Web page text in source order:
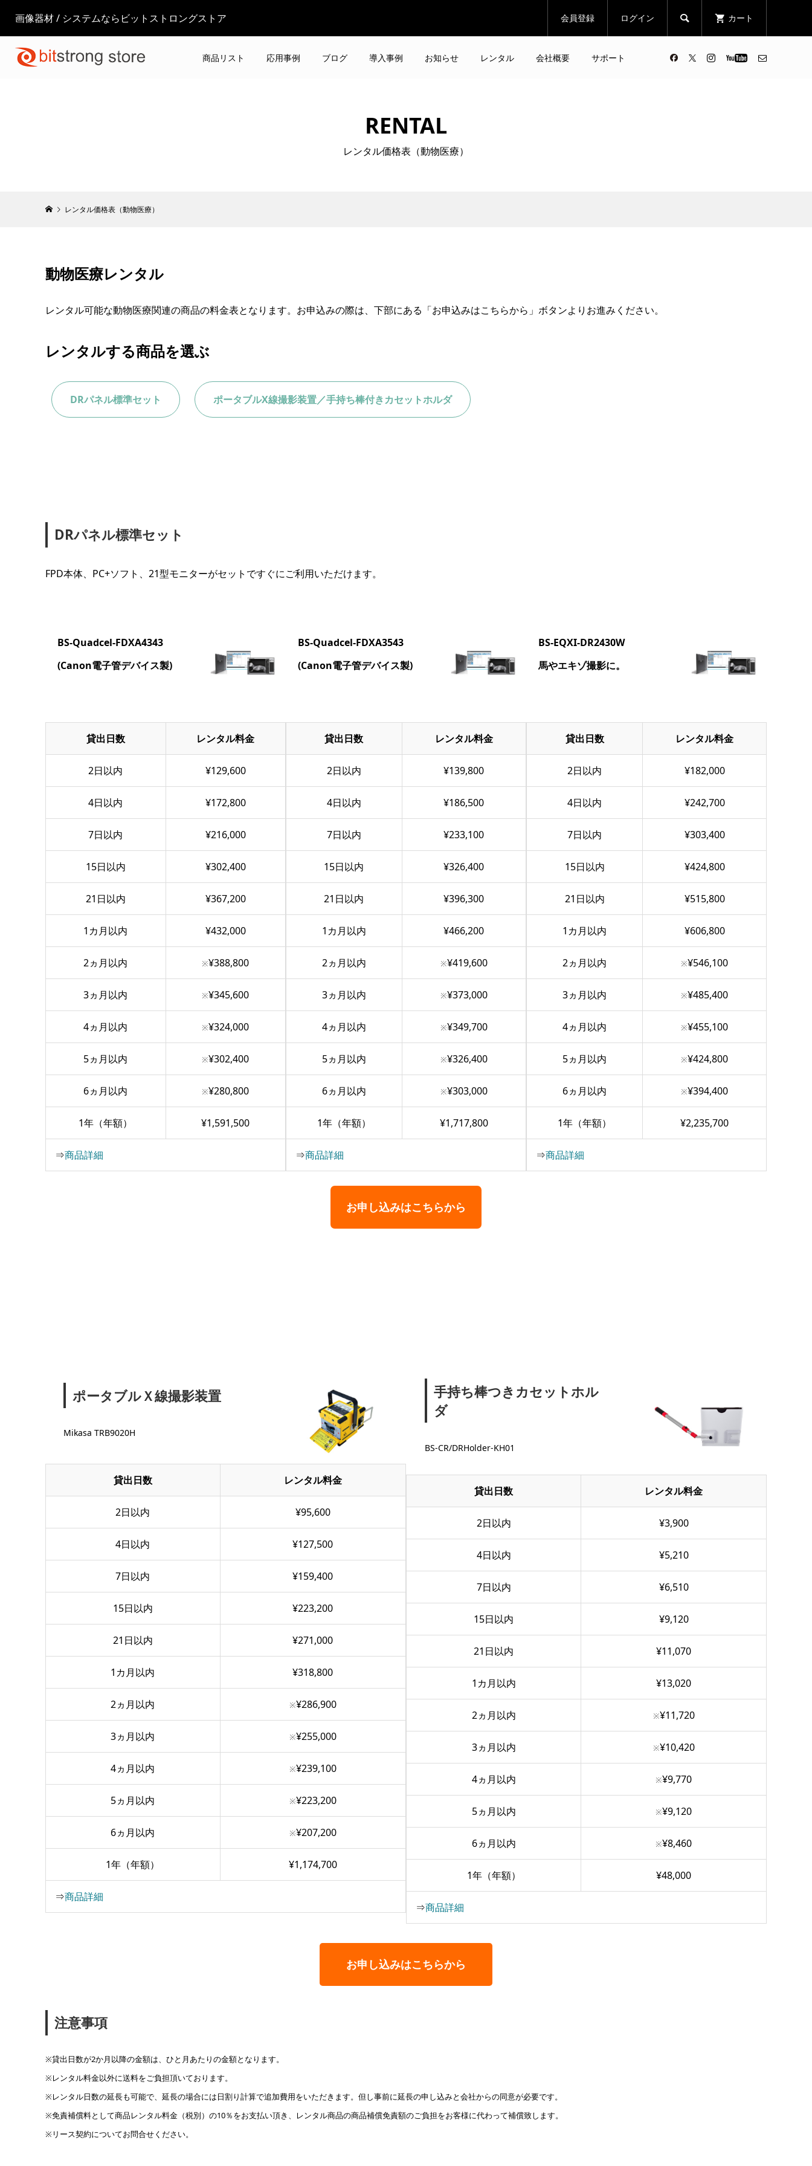
画像器材 / システムならビットストロングストア 会員登録 ログイン  カート
商品リスト 応用事例 ブログ 導入事例 お知らせ レンタル 会社概要 サポート
RENTAL
レンタル価格表（動物医療）
レンタル価格表（動物医療）
動物医療レンタル
レンタル可能な動物医療関連の商品の料金表となります。お申込みの際は、下部にある「お申込みはこちらから」ボタンよりお進みください。
レンタルする商品を選ぶ
DRパネル標準セット ポータブルX線撮影装置／手持ち棒付きカセットホルダ
DRパネル標準セット
FPD本体、PC+ソフト、21型モニターがセットですぐにご利用いただけます。
BS-Quadcel-FDXA4343
(Canon電子管デバイス製)
貸出日数 レンタル料金
2日以内 ¥129,600
4日以内 ¥172,800
7日以内 ¥216,000
15日以内 ¥302,400
21日以内 ¥367,200
1カ月以内 ¥432,000
2ヵ月以内 ※¥388,800
3ヵ月以内 ※¥345,600
4ヵ月以内 ※¥324,000
5ヵ月以内 ※¥302,400
6ヵ月以内 ※¥280,800
1年（年額） ¥1,591,500
⇒商品詳細
BS-Quadcel-FDXA3543
(Canon電子管デバイス製)
貸出日数 レンタル料金
2日以内 ¥139,800
4日以内 ¥186,500
7日以内 ¥233,100
15日以内 ¥326,400
21日以内 ¥396,300
1カ月以内 ¥466,200
2ヵ月以内 ※¥419,600
3ヵ月以内 ※¥373,000
4ヵ月以内 ※¥349,700
5ヵ月以内 ※¥326,400
6ヵ月以内 ※¥303,000
1年（年額） ¥1,717,800
⇒商品詳細
BS-EQXI-DR2430W
馬やエキゾ撮影に。
貸出日数 レンタル料金
2日以内 ¥182,000
4日以内 ¥242,700
7日以内 ¥303,400
15日以内 ¥424,800
21日以内 ¥515,800
1カ月以内 ¥606,800
2ヵ月以内 ※¥546,100
3ヵ月以内 ※¥485,400
4ヵ月以内 ※¥455,100
5ヵ月以内 ※¥424,800
6ヵ月以内 ※¥394,400
1年（年額） ¥2,235,700
⇒商品詳細
お申し込みはこちらから
ポータブルＸ線撮影装置
Mikasa TRB9020H
貸出日数 レンタル料金
2日以内 ¥95,600
4日以内 ¥127,500
7日以内 ¥159,400
15日以内 ¥223,200
21日以内 ¥271,000
1カ月以内 ¥318,800
2ヵ月以内 ※¥286,900
3ヵ月以内 ※¥255,000
4ヵ月以内 ※¥239,100
5ヵ月以内 ※¥223,200
6ヵ月以内 ※¥207,200
1年（年額） ¥1,174,700
⇒商品詳細
手持ち棒つきカセットホル
ダ
BS-CR/DRHolder-KH01
貸出日数 レンタル料金
2日以内 ¥3,900
4日以内 ¥5,210
7日以内 ¥6,510
15日以内 ¥9,120
21日以内 ¥11,070
1カ月以内 ¥13,020
2ヵ月以内 ※¥11,720
3ヵ月以内 ※¥10,420
4ヵ月以内 ※¥9,770
5ヵ月以内 ※¥9,120
6ヵ月以内 ※¥8,460
1年（年額） ¥48,000
⇒商品詳細
お申し込みはこちらから
注意事項
※貸出日数が2か月以降の金額は、ひと月あたりの金額となります。
※レンタル料金以外に送料をご負担頂いております。
※レンタル日数の延長も可能で、延長の場合には日割り計算で追加費用をいただきます。但し事前に延長の申し込みと会社からの同意が必要です。
※免責補償料として商品レンタル料金（税別）の10％をお支払い頂き、レンタル商品の商品補償免責額のご負担をお客様に代わって補償致します。
※リース契約についてお問合せください。